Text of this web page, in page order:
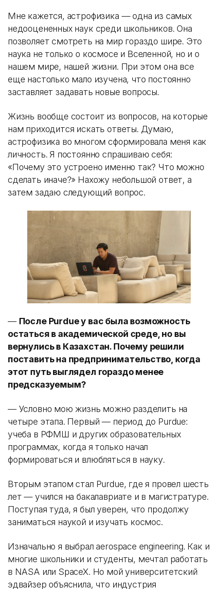
Мне кажется, астрофизика — одна из самых
недооцененных наук среди школьников. Она
позволяет смотреть на мир гораздо шире. Это
наука не только о космосе и Вселенной, но и о
нашем мире, нашей жизни. При этом она все
еще настолько мало изучена, что постоянно
заставляет задавать новые вопросы.
Жизнь вообще состоит из вопросов, на которые
нам приходится искать ответы. Думаю,
астрофизика во многом сформировала меня как
личность. Я постоянно спрашиваю себя:
«Почему это устроено именно так? Что можно
сделать иначе?» Нахожу небольшой ответ, а
затем задаю следующий вопрос.
— После Purdue у вас была возможность
остаться в академической среде, но вы
вернулись в Казахстан. Почему решили
поставить на предпринимательство, когда
этот путь выглядел гораздо менее
предсказуемым?
— Условно мою жизнь можно разделить на
четыре этапа. Первый — период до Purdue:
учеба в РФМШ и других образовательных
программах, когда я только начал
формироваться и влюбляться в науку.
Вторым этапом стал Purdue, где я провел шесть
лет — учился на бакалавриате и в магистратуре.
Поступая туда, я был уверен, что продолжу
заниматься наукой и изучать космос.
Изначально я выбрал aerospace engineering. Как и
многие школьники и студенты, мечтал работать
в NASA или SpaceX. Но мой университетский
эдвайзер объяснила, что индустрия